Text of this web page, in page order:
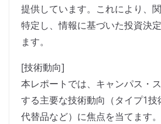
提供しています。これにより、
特定し、情報に基づいた投資決
ます。
[技術動向]
本レポートでは、キャンパス・
する主要な技術動向（タイプ1技
代替品など）に焦点を当てます